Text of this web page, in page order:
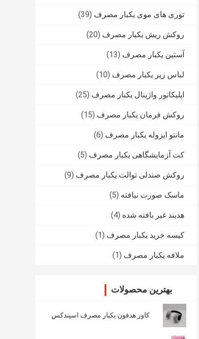
توری های موی یکبار مصرف (39)
روکش ریش یکبار مصرف (20)
آستین یکبار مصرف (13)
لباس زیر یکبار مصرف (10)
اپلیکاتور واژینال یکبار مصرف (25)
روکش فرمان یکبار مصرف (15)
مانتو ایزوله یکبار مصرف (6)
کت آزمایشگاهی یکبار مصرف (5)
روکش صندلی توالت یکبار مصرف (9)
ماسک صورت نبافته (5)
هدبند غیر بافته شده (4)
کیسه خرید یکبار مصرف (1)
ملافه یکبار مصرف (1)
بهترین محصولات
کاور هدفون یکبار مصرف اسپندکس